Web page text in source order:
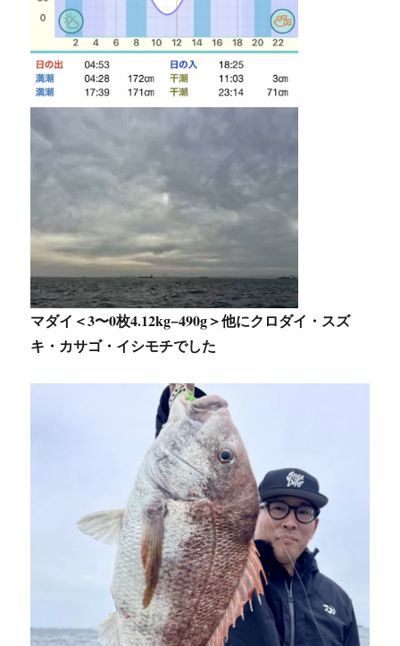
マダイ＜3〜0枚4.12kg−490g＞他にクロダイ・スズ
キ・カサゴ・イシモチでした